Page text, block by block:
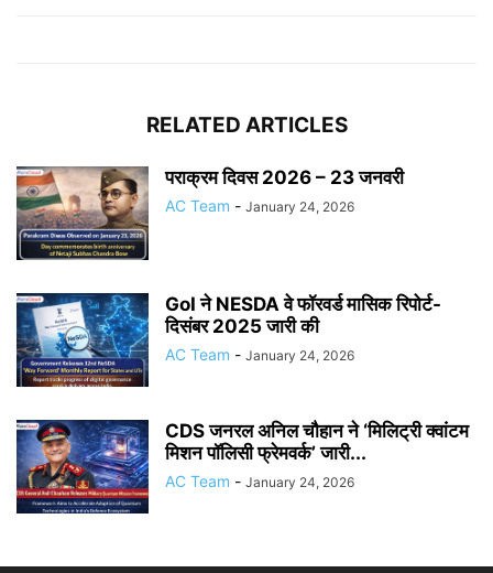
RELATED ARTICLES
पराक्रम दिवस 2026 – 23 जनवरी
AC Team - January 24, 2026
GoI ने NESDA वे फॉरवर्ड मासिक रिपोर्ट-
दिसंबर 2025 जारी की
AC Team - January 24, 2026
CDS जनरल अनिल चौहान ने ‘मिलिट्री क्वांटम
मिशन पॉलिसी फ्रेमवर्क’ जारी...
AC Team - January 24, 2026